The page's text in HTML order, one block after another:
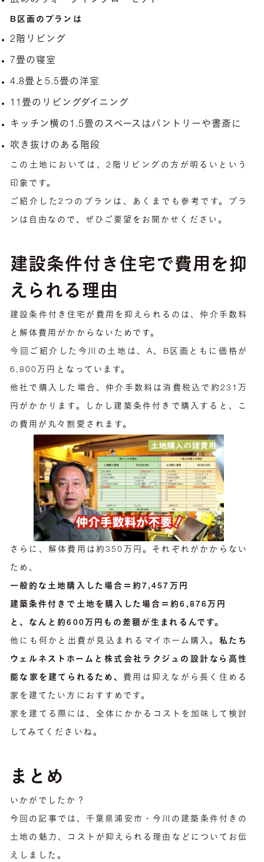
B区画のプランは
2階リビング
7畳の寝室
4.8畳と5.5畳の洋室
11畳のリビングダイニング
キッチン横の1.5畳のスペースはパントリーや書斎に
吹き抜けのある階段
この土地においては、2階リビングの方が明るいという
印象です。
ご紹介した2つのプランは、あくまでも参考です。プラ
ンは自由なので、ぜひご要望をお聞かせください。
建設条件付き住宅で費用を抑
えられる理由
建設条件付き住宅が費用を抑えられるのは、仲介手数料
と解体費用がかからないためです。
今回ご紹介した今川の土地は、A、B区画ともに価格が
6,800万円となっています。
他社で購入した場合、仲介手数料は消費税込で約231万
円がかかります。しかし建築条件付きで購入すると、こ
の費用が丸々割愛されます。
さらに、解体費用は約350万円。それぞれがかからない
ため、
一般的な土地購入した場合＝約7,457万円
建築条件付きで土地を購入した場合＝約6,876万円
と、なんと約600万円もの差額が生まれるんです。
他にも何かと出費が見込まれるマイホーム購入。 私たち
ウェルネストホームと株式会社ラクジュの設計なら高性
能な家を建てられるため、 費用は抑えながら長く住める
家を建てたい方におすすめです。
家を建てる際には、全体にかかるコストを加味して検討
してみてくださいね。
まとめ
いかがでしたか？
今回の記事では、千葉県浦安市・今川の建築条件付きの
土地の魅力、コストが抑えられる理由などについてお伝
えしました。